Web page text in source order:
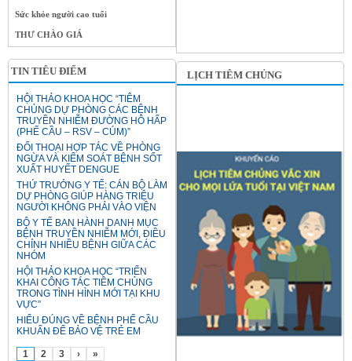
Sức khỏe người cao tuổi
THƯ CHÀO GIÁ
TIN TIÊU ĐIỂM
HỘI THẢO KHOA HỌC “TIÊM
CHỦNG DỰ PHÒNG CÁC BỆNH
TRUYỀN NHIỄM ĐƯỜNG HÔ HẤP
(PHẾ CẦU – RSV – CÚM)”
ĐỐI THOẠI HỢP TÁC VỀ PHÒNG
NGỪA VÀ KIỂM SOÁT BỆNH SỐT
XUẤT HUYẾT DENGUE
THỨ TRƯỞNG Y TẾ: CÁN BỘ LÀM
DỰ PHÒNG GIÚP HÀNG TRIỆU
NGƯỜI KHÔNG PHẢI VÀO VIỆN
BỘ Y TẾ BAN HÀNH DANH MỤC
BỆNH TRUYỀN NHIỄM MỚI, ĐIỀU
CHỈNH NHIỀU BỆNH GIỮA CÁC
NHÓM
HỘI THẢO KHOA HỌC “TRIỂN
KHAI CÔNG TÁC TIÊM CHỦNG
TRONG TÌNH HÌNH MỚI TẠI KHU
VỰC”
HIỂU ĐÚNG VỀ BỆNH PHẾ CẦU
KHUẨN ĐỂ BẢO VỆ TRẺ EM
1 2 3 › »
LỊCH TIÊM CHỦNG